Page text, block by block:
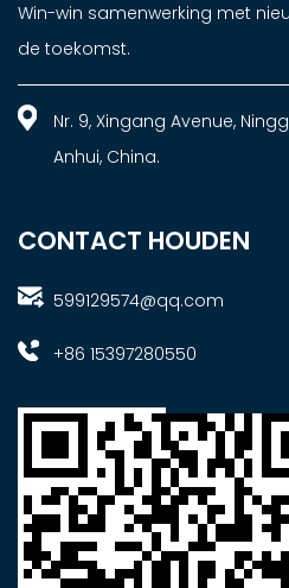
Win-win samenwerking met
de toekomst.
Nr. 9, Xingang Avenue,
Anhui, China.
CONTACT HOUDEN
599129574@qq.com
+86 15397280550